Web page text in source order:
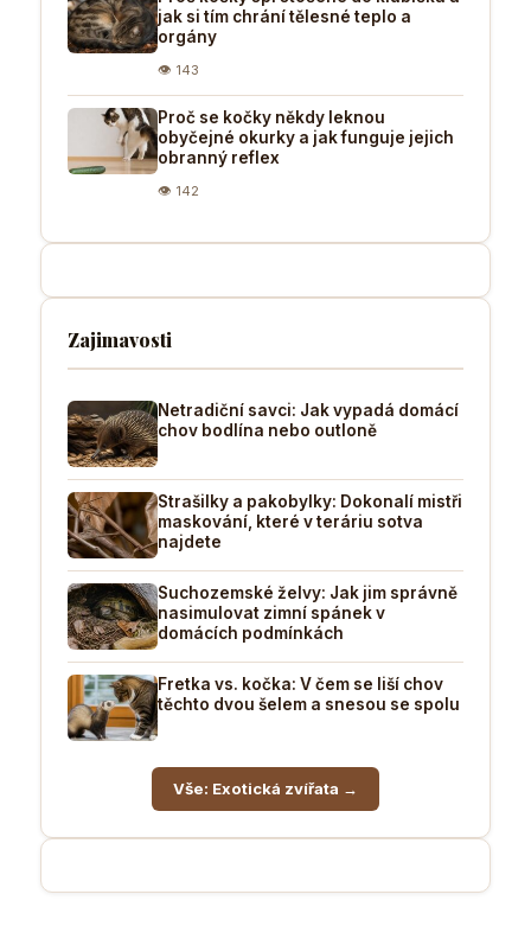
jak si tím chrání tělesné teplo a
orgány
👁 143
Proč se kočky někdy leknou
obyčejné okurky a jak funguje jejich
obranný reflex
👁 142
Zajimavosti
Netradiční savci: Jak vypadá domácí
chov bodlína nebo outloně
Strašilky a pakobylky: Dokonalí mistři
maskování, které v teráriu sotva
najdete
Suchozemské želvy: Jak jim správně
nasimulovat zimní spánek v
domácích podmínkách
Fretka vs. kočka: V čem se liší chov
těchto dvou šelem a snesou se spolu
Vše: Exotická zvířata →